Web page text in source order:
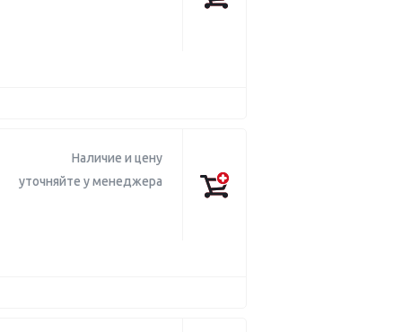
Наличие и цену
уточняйте у менеджера